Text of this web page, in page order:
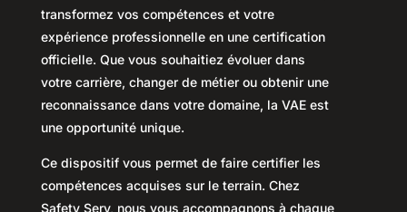
transformez vos compétences et votre
expérience professionnelle en une certification
officielle. Que vous souhaitiez évoluer dans
votre carrière, changer de métier ou obtenir une
reconnaissance dans votre domaine, la VAE est
une opportunité unique.
Ce dispositif vous permet de faire certifier les
compétences acquises sur le terrain. Chez
Safety Serv, nous vous accompagnons à chaque